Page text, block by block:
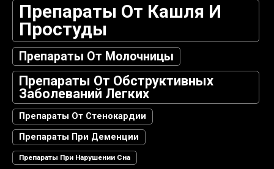
Препараты От Кашля И
Простуды
Препараты От Молочницы
Препараты От Обструктивных
Заболеваний Легких
Препараты От Стенокардии
Препараты При Деменции
Препараты При Нарушении Сна